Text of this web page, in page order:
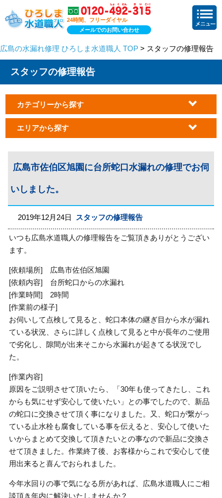
24時間、フリーダイヤル
メールでのお問い合わせ
広島の水漏れ修理 ひろしま水道職人 TOP > スタッフの修理報告
スタッフの修理報告
カテゴリーから探す
エリアから探す
広島市佐伯区旭園に台所蛇口水漏れの修理でお伺
いしました。
2019年12月24日 スタッフの修理報告
いつも広島水道職人の修理報告をご覧頂きありがとうござい
ます。
[依頼場所] 広島市佐伯区旭園
[依頼内容] 台所蛇口からの水漏れ
[作業時間] 2時間
[作業前の様子]
お伺いして点検して見ると、蛇口本体の継ぎ目から水が漏れ
ている状況、さらに詳しく点検して見ると中が長年のご使用
で劣化し、隙間が出来そこから水漏れが起きてる状況でし
た。
[作業内容]
原因をご説明させて頂いたら、「30年も使ってきたし、これ
からも気にせず安心して使いたい」との事でしたので、新品
の蛇口に交換させて頂く事になりました。又、蛇口が繋がっ
ている止水栓も腐食している事を伝えると、安心して使いた
いからまとめて交換して頂きたいとの事なので新品に交換さ
せて頂きました。作業終了後、お客様からこれで安心して使
用出来ると喜んでおられました。
今年水回りの事で気になる所があれば、広島水道職人にご相
談頂き年内に解決いたしませんか？